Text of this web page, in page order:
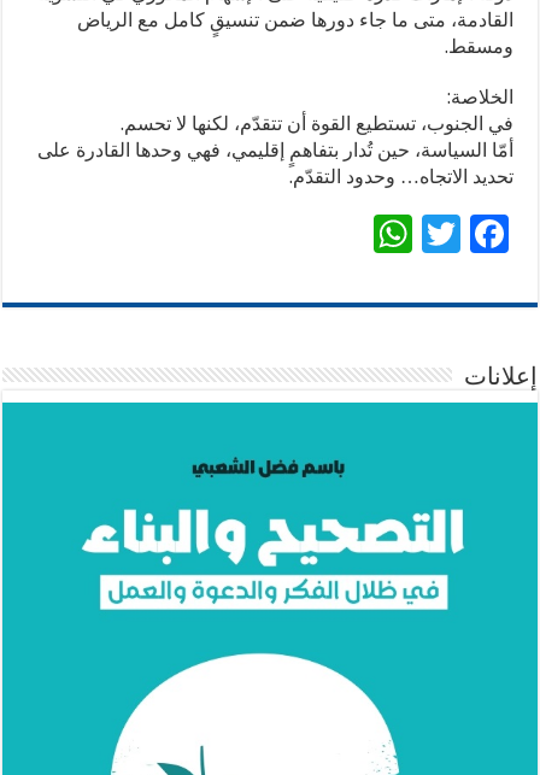
القادمة، متى ما جاء دورها ضمن تنسيقٍ كامل مع الرياض
ومسقط.
الخلاصة:
في الجنوب، تستطيع القوة أن تتقدّم، لكنها لا تحسم.
أمّا السياسة، حين تُدار بتفاهمٍ إقليمي، فهي وحدها القادرة على
تحديد الاتجاه… وحدود التقدّم.
F
e
o
T
tt
at
p
إعلانات